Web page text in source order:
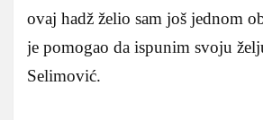
ovaj hadž želio sam još jednom
je pomogao da ispunim svoju
Selimović.